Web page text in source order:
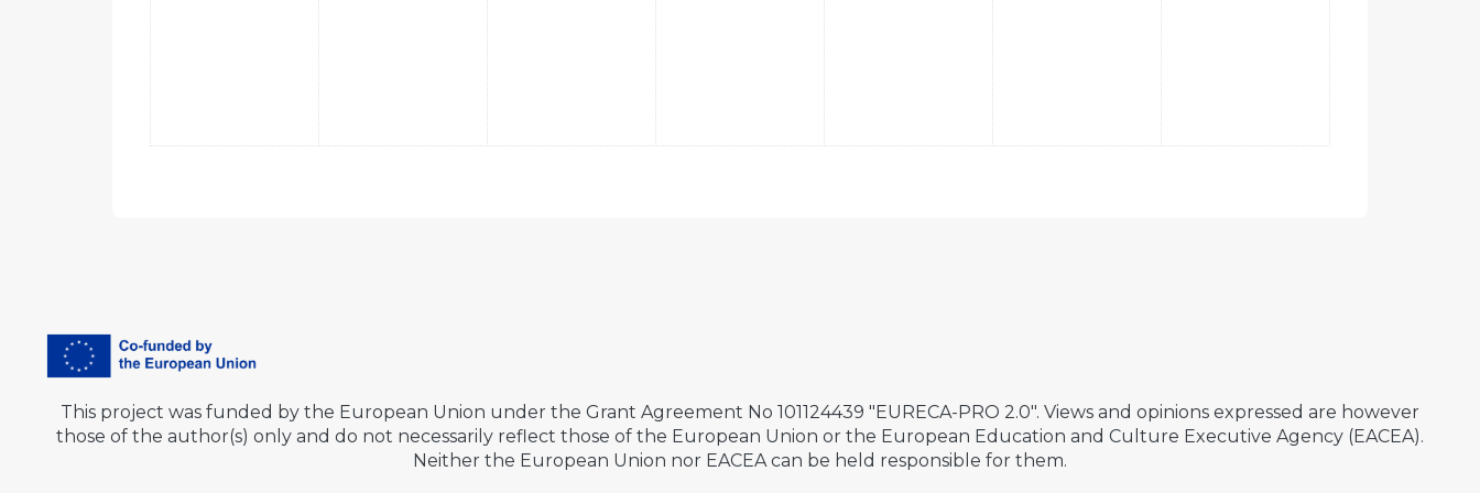
This project was funded by the European Union under the Grant Agreement No 101124439 "EURECA-PRO 2.0". Views and opinions expressed are however
those of the author(s) only and do not necessarily reflect those of the European Union or the European Education and Culture Executive Agency (EACEA).
Neither the European Union nor EACEA can be held responsible for them.